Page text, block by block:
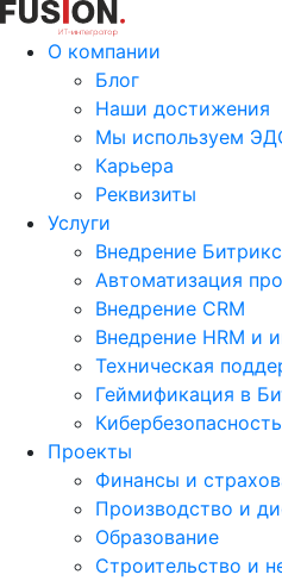
О компании
Блог
Наши достижения
Мы используем
Карьера
Реквизиты
Услуги
Внедрение
Автоматизация
Внедрение CRM
Внедрение HRM и
Техническая
Геймификация в
Кибербезопасность
Проекты
Финансы и
Производство и
Образование
Строительство и